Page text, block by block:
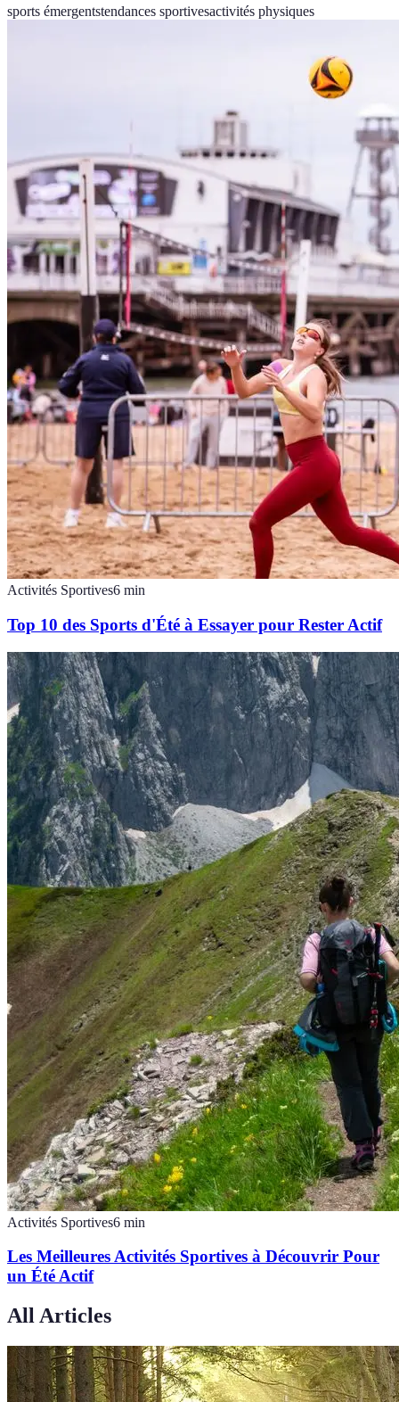
sports émergentstendances sportivesactivités physiques
Activités Sportives6 min
Top 10 des Sports d'Été à Essayer pour Rester Actif
Activités Sportives6 min
Les Meilleures Activités Sportives à Découvrir Pour
un Été Actif
All Articles